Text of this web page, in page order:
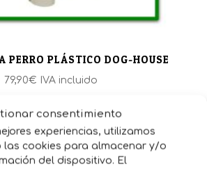
consentimiento
experiencias, utilizamos
cookies para almacenar y/o
del dispositivo. El
PERRO PLÁSTICO DOG-HOUSE
79,90€ IVA incluido